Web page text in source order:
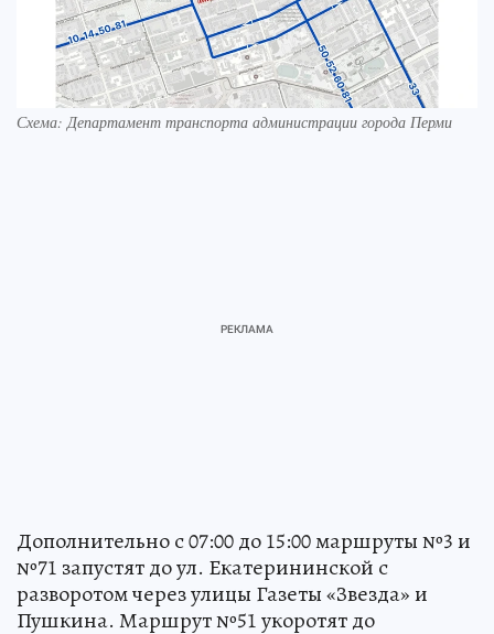
Схема: Департамент транспорта администрации города Перми
Дополнительно с 07:00 до 15:00 маршруты №3 и
№71 запустят до ул. Екатерининской с
разворотом через улицы Газеты «Звезда» и
Пушкина. Маршрут №51 укоротят до